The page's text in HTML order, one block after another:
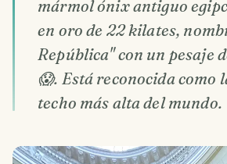
mármol ónix antiguo
en oro de 22 kilates,
República" con un pesaje
😱. Está reconocida como
techo más alta del mundo.